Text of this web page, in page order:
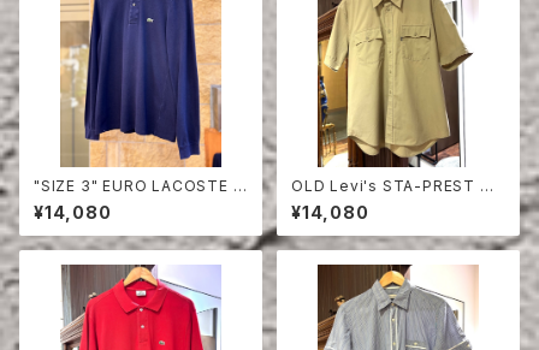
"SIZE 3" EURO LACOSTE P
OLO SHIRT LONG SLEEVE
¥14,080
OLD Levi's STA-PREST HA
LF SLEEVE SHIRT
¥14,080